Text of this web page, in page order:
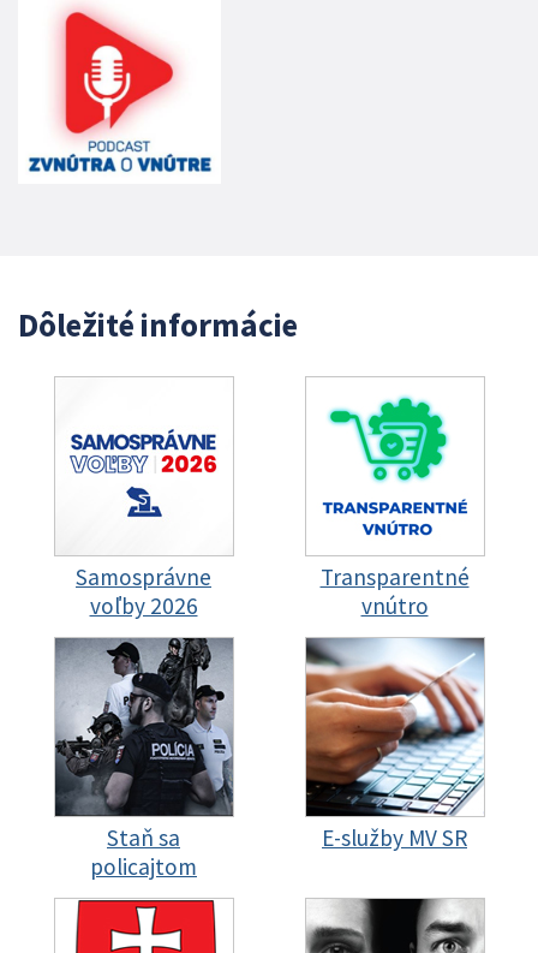
Dôležité informácie
Samosprávne
voľby 2026
Transparentné
vnútro
Staň sa
policajtom
E-služby MV SR